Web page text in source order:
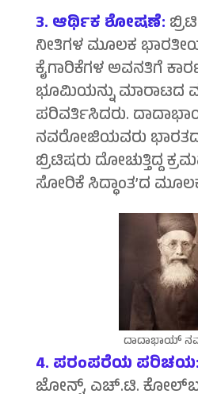
3. ಆರ್ಥಿಕ ಶೋಷಣೆ:
ನೀತಿಗಳ ಮೂಲಕ
ಕೈಗಾರಿಕೆಗಳ ಅವನತಿಗೆ
ಭೂಮಿಯನ್ನು ಮಾರಾಟದ
ಪರಿವರ್ತಿಸಿದರು.
ನವರೋಜಿಯವರು ಭಾರತದ
ಬ್ರಿಟಿಷರು ದೋಚುತ್ತಿದ್ದ
ಸೋರಿಕೆ ಸಿದ್ಧಾಂತ’ದ
ದಾದಾಭಾಯ್
4. ಪರಂಪರೆಯ ಪರಿಚಯ:
ಜೋನ್ಸ್, ಎಚ್.ಟಿ.